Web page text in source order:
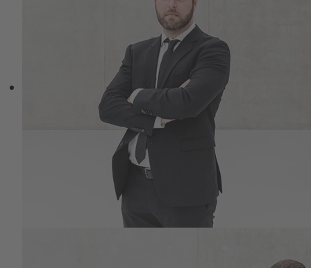
Diese Frage wird in der Hirnforschung
Ich möchte mir die Hoffnung der
Aufklärung nicht nehmen lassen und folge
Kant, Hegel und Rousseau in dem
Glauben an einen freien Willen - wenn
auch in dem Wissen über die Wirkkraft
unbewusster Muster, teilbewusster
Antriebe im Zusammenhang mit der
eigenen kulturellen Geschichte.